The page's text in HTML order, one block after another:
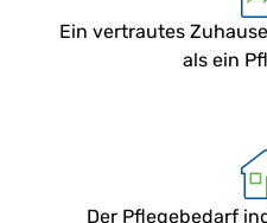
Ein vertrautes
als ein
Der Pflegebedarf